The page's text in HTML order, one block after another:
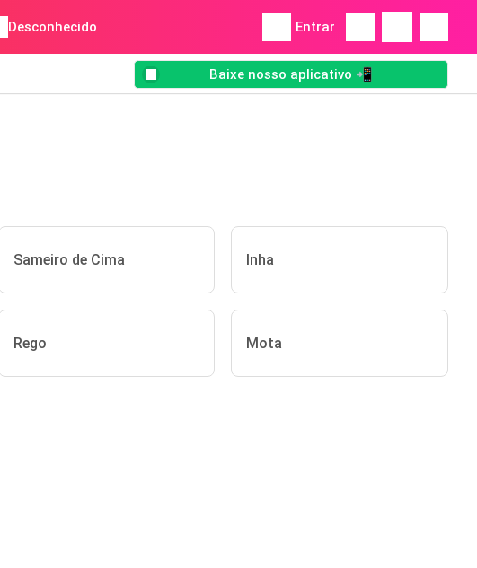
Desconhecido Entrar
Baixe nosso aplicativo 📲
Sameiro de Cima Inha
Rego Mota